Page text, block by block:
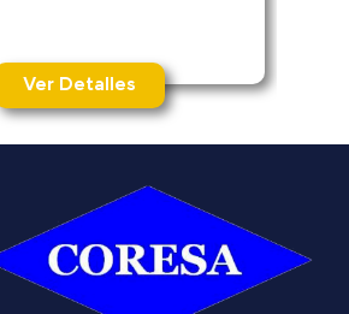
Ver Detalles